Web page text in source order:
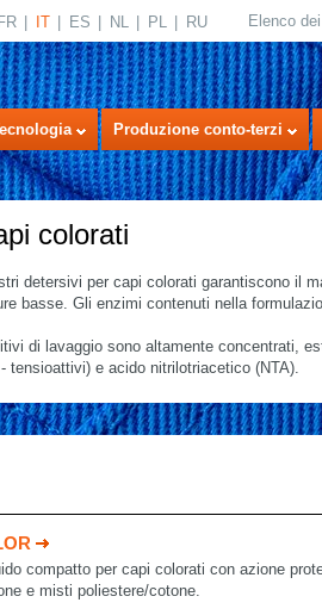
FR IT ES NL PL RU Elenco
Produzione conto-terzi
colorati
detersivi per capi colorati garantiscono il
basse. Gli enzimi contenuti nella
di lavaggio sono altamente concentrati,
tensioattivi) e acido nitrilotriacetico (NTA).
compatto per capi colorati con azione
e misti poliestere/cotone.